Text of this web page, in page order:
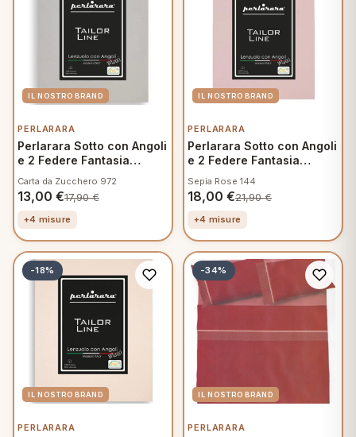
PERLARARA
Perlarara Sotto con Angoli
e 2 Federe Fantasia
Carta da Zucchero 972
13,00 €17,90€
+4 misure
PERLARARA
Perlarara Sotto con Angoli
e 2 Federe Fantasia
Sepia Rose 144
18,00 €21,90€
+4 misure
-18%
PERLARARA
-34%
PERLARARA